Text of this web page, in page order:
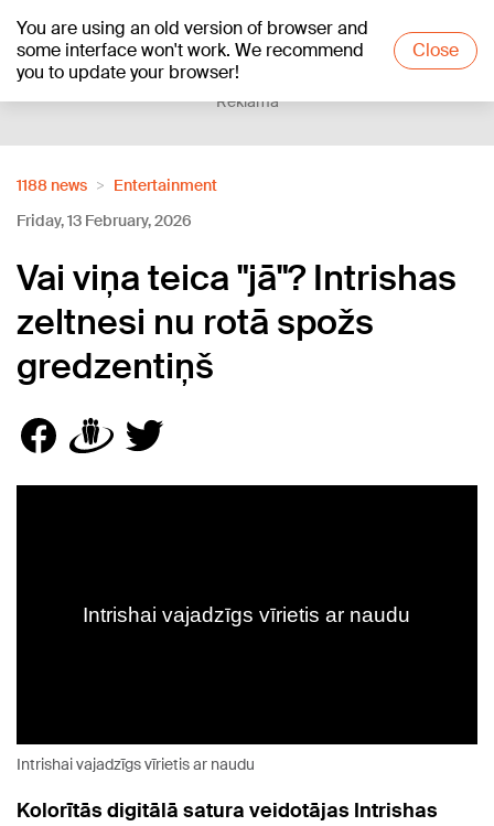
You are using an old version of browser and
some interface won't work. We recommend
you to update your browser!
Close
+20°C
Reklāma
1188 news
Entertainment
Friday, 13 February, 2026
Vai viņa teica "jā"? Intrishas
zeltnesi nu rotā spožs
gredzentiņš
Intrishai vajadzīgs vīrietis ar naudu
Kolorītās digitālā satura veidotājas Intrishas